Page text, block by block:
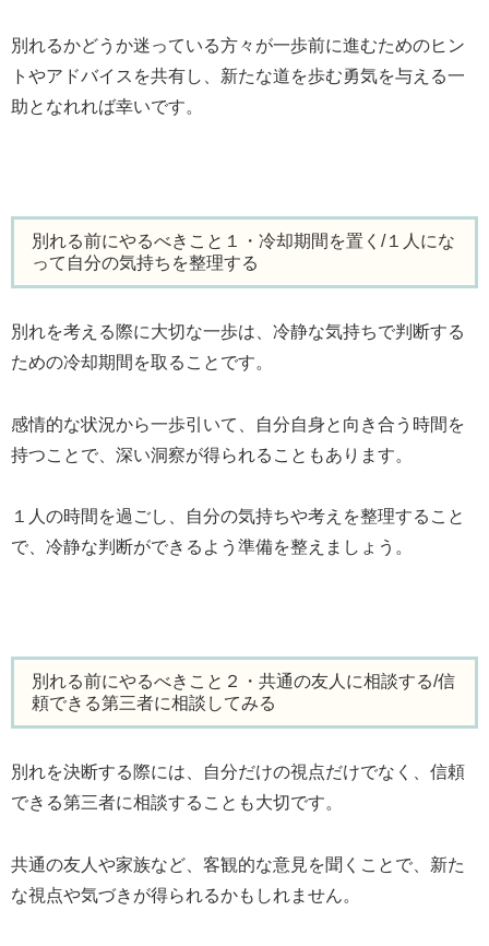
別れるかどうか迷っている方々が一歩前に進むためのヒン
トやアドバイスを共有し、新たな道を歩む勇気を与える一
助となれれば幸いです。
別れる前にやるべきこと１・冷却期間を置く/１人にな
って自分の気持ちを整理する
別れを考える際に大切な一歩は、冷静な気持ちで判断する
ための冷却期間を取ることです。
感情的な状況から一歩引いて、自分自身と向き合う時間を
持つことで、深い洞察が得られることもあります。
１人の時間を過ごし、自分の気持ちや考えを整理すること
で、冷静な判断ができるよう準備を整えましょう。
別れる前にやるべきこと２・共通の友人に相談する/信
頼できる第三者に相談してみる
別れを決断する際には、自分だけの視点だけでなく、信頼
できる第三者に相談することも大切です。
共通の友人や家族など、客観的な意見を聞くことで、新た
な視点や気づきが得られるかもしれません。